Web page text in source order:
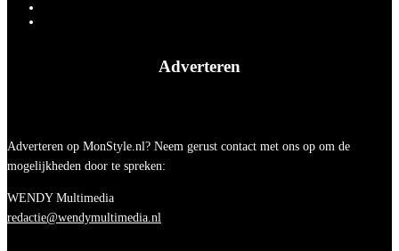
Adverteren
Adverteren op MonStyle.nl? Neem gerust contact met ons op om de
mogelijkheden door te spreken:
WENDY Multimedia
redactie@wendymultimedia.nl